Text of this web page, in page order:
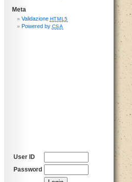
Meta
Validazione HTML5
Powered by CSA
User ID
Password